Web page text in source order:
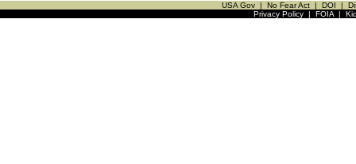
USA Gov | No Fear Act | DOI |
Privacy Policy| FOIA|